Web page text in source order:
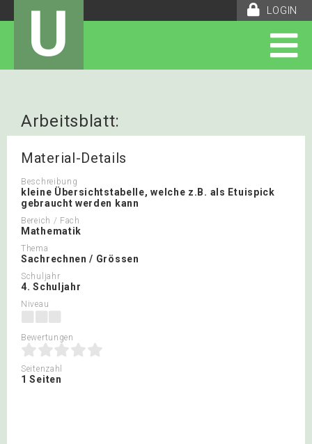
LOGIN
U
Arbeitsblatt:
Grösseübersichtstabelle
Material-Details
Beschreibung
kleine Übersichtstabelle, welche z.B. als Etuispick
gebraucht werden kann
Bereich / Fach
Mathematik
Thema
Sachrechnen / Grössen
Schuljahr
4. Schuljahr
Niveau
Bewertungen
Seitenzahl
1 Seiten